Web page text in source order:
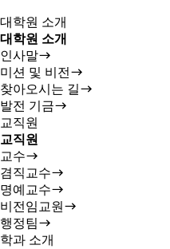
대학원 소개
대학원 소개
인사말
미션 및 비전
찾아오시는 길
발전 기금
교직원
교직원
교수
겸직교수
명예교수
비전임교원
행정팀
학과 소개